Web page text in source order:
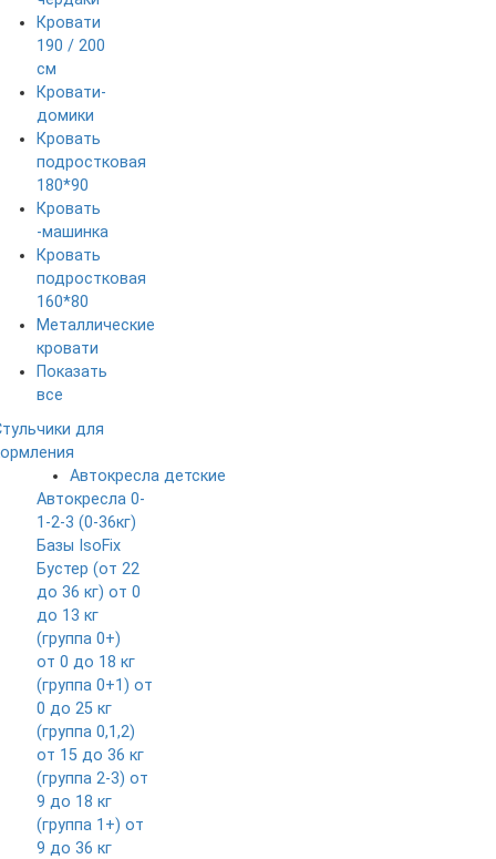
Кровати
190 / 200
см
Кровати-
домики
Кровать
подростковая
180*90
Кровать
-машинка
Кровать
подростковая
160*80
Металлические
кровати
Показать
все
для
Автокресла детские
Автокресла 0-
1-2-3 (0-36кг)
Базы IsoFix
Бустер (от 22
до 36 кг) от 0
до 13 кг
(группа 0+)
от 0 до 18 кг
(группа 0+1) от
0 до 25 кг
(группа 0,1,2)
от 15 до 36 кг
(группа 2-3) от
9 до 18 кг
(группа 1+) от
9 до 36 кг